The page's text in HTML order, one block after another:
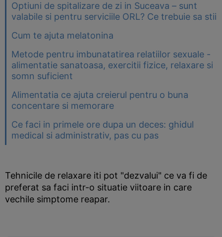
Optiuni de spitalizare de zi in Suceava – sunt
valabile si pentru serviciile ORL? Ce trebuie sa stii
Cum te ajuta melatonina
Metode pentru imbunatatirea relatiilor sexuale -
alimentatie sanatoasa, exercitii fizice, relaxare si
somn suficient
Alimentatia ce ajuta creierul pentru o buna
concentare si memorare
Ce faci in primele ore dupa un deces: ghidul
medical si administrativ, pas cu pas
Tehnicile de relaxare iti pot "dezvalui" ce va fi de
preferat sa faci intr-o situatie viitoare in care
vechile simptome reapar.